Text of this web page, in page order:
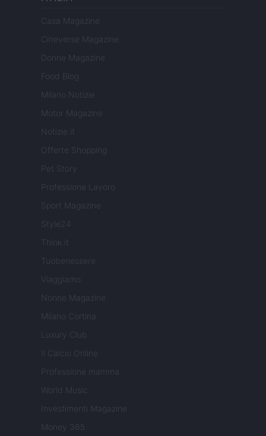
Casa Magazine
Cineverse Magazine
Donne Magazine
Food Blog
Milano Notizie
Motor Magazine
Notizie.it
Offerte Shopping
Pet Story
Professione Lavoro
Sport Magazine
Style24
Think.it
Tuobenessere
Viaggiamo
Nonne Magazine
Milano Cortina
Luxury Club
Il Calcio Online
Professione mamma
World Music
Investimenti Magazine
Money 365